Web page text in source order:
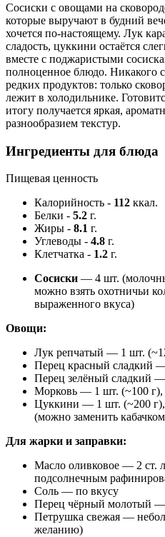
Сосиски с овощами на
которые выручают в будний
хочется по-настоящему. Лук
сладость, цуккини остаётся
вместе с поджаристыми
полноценное блюдо. Никакого
редких продуктов: только
лежит в холодильнике.
итогу получается яркая,
разнообразием текстур.
Ингредиенты для блюда
Пищевая ценность
Калорийность - 112 ккал.
Белки - 5.2 г.
Жиры - 8.1 г.
Углеводы - 4.8 г.
Клетчатка - 1.2 г.
Сосиски — 4 шт.
можно взять охотничьи
выраженного вкуса)
Овощи:
Лук репчатый — 1 шт.
Перец красный сладкий
Перец зелёный сладкий
Морковь — 1 шт. (~100 г),
Цуккини — 1 шт. (~200
(можно заменить
Для жарки и заправки:
Масло оливковое — 2 ст.
подсолнечным
Соль — по вкусу
Перец чёрный молотый —
Петрушка свежая —
желанию)